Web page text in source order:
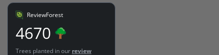
ReviewForest
4670
Trees planted in our review